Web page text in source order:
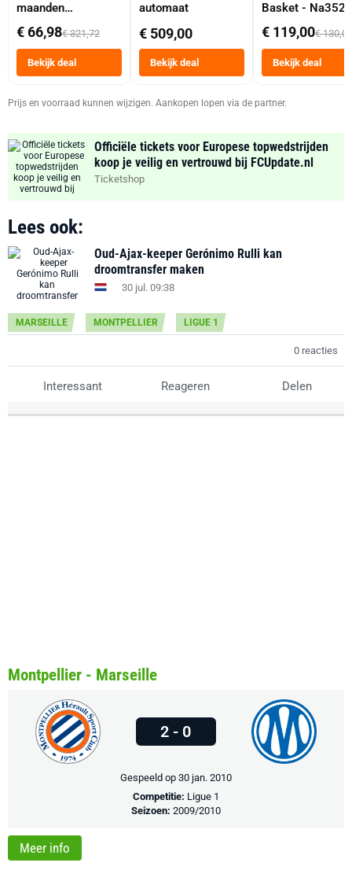
maanden
abonnement
€ 66,98€ 321,72
Bekijk deal
automaat
€ 509,00
Bekijk deal
Basket -
Dubbele Mand 9
Tot 6 Personen
Heteluchtfriteuse
Zwart
€ 119,00€ 130,00
Bekijk deal
Prijs en voorraad kunnen wijzigen. Aankopen lopen via de partner.
Officiële tickets voor Europese topwedstrijden
koop je veilig en vertrouwd bij FCUpdate.nl
Ticketshop
Lees ook:
Oud-Ajax-keeper Gerónimo Rulli kan
droomtransfer maken
30 jul. 09:38
MARSEILLE MONTPELLIER LIGUE 1
0 reacties
Interessant Reageren Delen
Montpellier - Marseille
2 - 0
Gespeeld op 30 jan. 2010
Competitie: Ligue 1
Seizoen: 2009/2010
Meer info